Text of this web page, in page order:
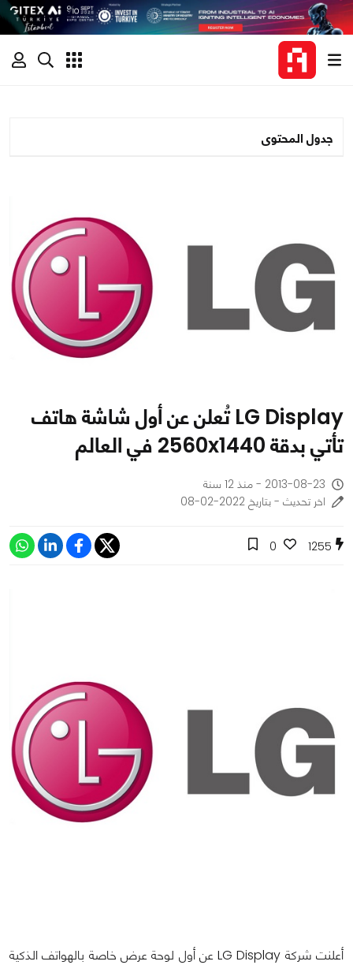
جدول المحتوى
LG Display تُعلن عن أول شاشة هاتف
تأتي بدقة 2560x1440 في العالم
2013-08-23 - منذ 12 سنة
اخر تحديث - بتاريخ 2022-02-08
1255
0
أعلنت شركة LG Display عن أول لوحة عرض خاصة بالهواتف الذكية